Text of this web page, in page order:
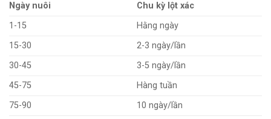
Ngày nuôi
Chu kỳ lột xác
1-15
Hằng ngày
15-30
2-3 ngày/lần
30-45
3-5 ngày/lần
45-75
Hàng tuần
75-90
10 ngày/lần